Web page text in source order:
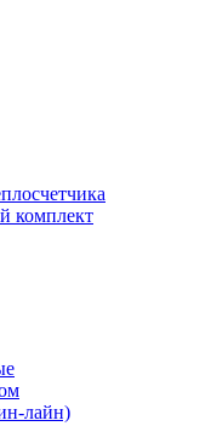
комплект
лайн)